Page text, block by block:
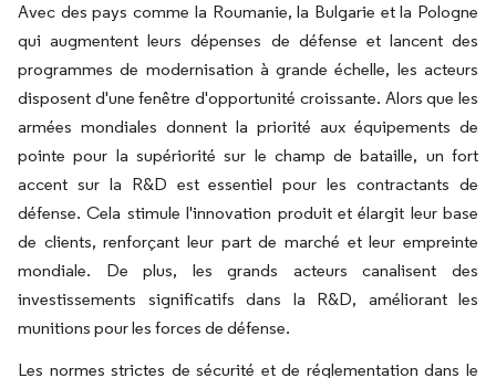
Avec des pays comme la Roumanie, la Bulgarie et la Pologne
qui augmentent leurs dépenses de défense et lancent des
programmes de modernisation à grande échelle, les acteurs
disposent d'une fenêtre d'opportunité croissante. Alors que les
armées mondiales donnent la priorité aux équipements de
pointe pour la supériorité sur le champ de bataille, un fort
accent sur la R&D est essentiel pour les contractants de
défense. Cela stimule l'innovation produit et élargit leur base
de clients, renforçant leur part de marché et leur empreinte
mondiale. De plus, les grands acteurs canalisent des
investissements significatifs dans la R&D, améliorant les
munitions pour les forces de défense.
Les normes strictes de sécurité et de réglementation dans le